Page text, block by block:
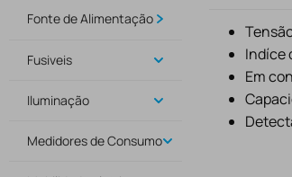
Fonte de Alimentação
Fusiveis
Iluminação
Medidores de Consumo
Indíce
Em